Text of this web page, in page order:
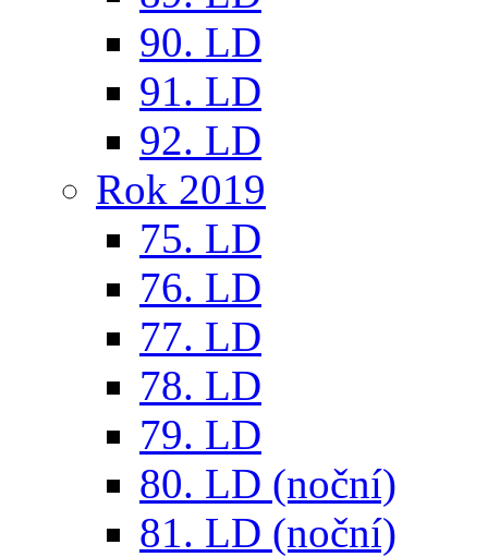
90. LD
91. LD
92. LD
Rok 2019
75. LD
76. LD
77. LD
78. LD
79. LD
80. LD (noční)
81. LD (noční)